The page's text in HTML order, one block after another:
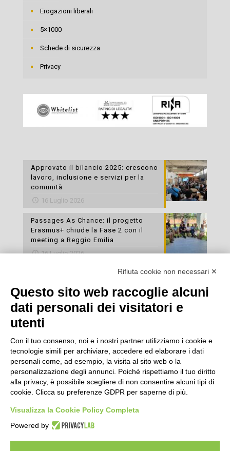
Erogazioni liberali
5×1000
Schede di sicurezza
Privacy
Approvato il bilancio 2025: crescono
lavoro, inclusione e servizi per la
comunità
16 Luglio 2026
Passages As Chance: il progetto
Erasmus+ chiude la Fase 2 con il
meeting a Reggio Emilia
16 Luglio 2026
Esami di laboratorio preventivi
cura della propria salute
16 Luglio 2026
Rifiuta cookie non necessari ✕
Questo sito web raccoglie alcuni
dati personali dei visitatori e
utenti
Con il tuo consenso, noi e i nostri partner utilizziamo i cookie e
tecnologie simili per archiviare, accedere ed elaborare i dati
personali come, ad esempio, la visita al sito web o la
personalizzazione degli annunci. Poiché rispettiamo il tuo diritto
alla privacy, è possibile scegliere di non consentire alcuni tipi di
cookie. Clicca su preferenze GDPR per saperne di più.
Visualizza la Cookie Policy Completa
Powered by